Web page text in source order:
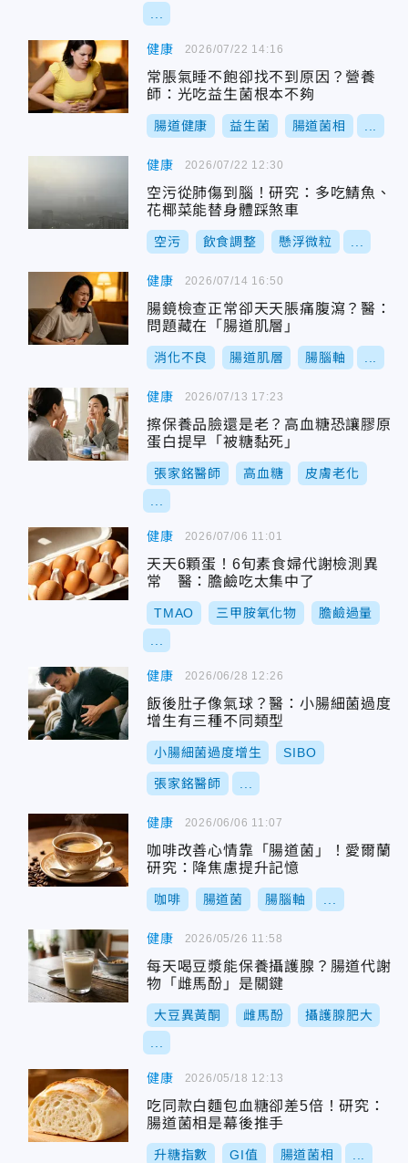
健康
常脹氣睡不飽卻找不到原因？營養
師：光吃益生菌根本不夠
腸道健康 益生菌 腸道菌相
2026/07/22 14:16
健康
空污從肺傷到腦！研究：多吃鯖魚、
花椰菜能替身體踩煞車
空污 飲食調整 懸浮微粒
2026/07/22 12:30
健康
腸鏡檢查正常卻天天脹痛腹瀉？醫：
問題藏在「腸道肌層」
消化不良 腸道肌層 腸腦軸
2026/07/14 16:50
健康
擦保養品臉還是老？高血糖恐讓膠原
蛋白提早「被糖黏死」
張家銘醫師 高血糖 皮膚老化
2026/07/13 17:23
健康
天天6顆蛋！6旬素食婦代謝檢測異
常 醫：膽鹼吃太集中了
TMAO 三甲胺氧化物 膽鹼過量
2026/07/06 11:01
健康
飯後肚子像氣球？醫：小腸細菌過度
增生有三種不同類型
小腸細菌過度增生 SIBO
張家銘醫師
2026/06/28 12:26
健康
咖啡改善心情靠「腸道菌」！愛爾蘭
研究：降焦慮提升記憶
咖啡 腸道菌 腸腦軸
2026/06/06 11:07
健康
每天喝豆漿能保養攝護腺？腸道代謝
物「雌馬酚」是關鍵
大豆異黃酮 雌馬酚 攝護腺肥大
2026/05/26 11:58
健康
吃同款白麵包血糖卻差5倍！研究：
腸道菌相是幕後推手
升糖指數 GI值 腸道菌相
2026/05/18 12:13